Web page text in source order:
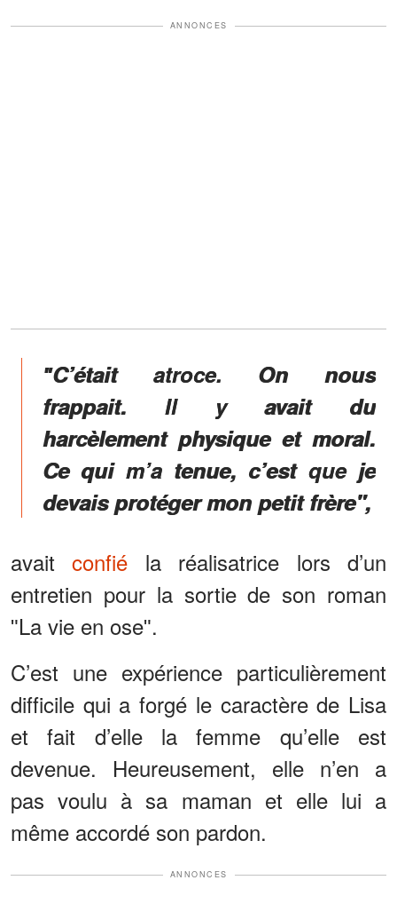
ANNONCES
ʺC’était atroce. On nous
frappait. Il y avait du
harcèlement physique et moral.
Ce qui m’a tenue, c’est que je
devais protéger mon petit frère",
avaitconfié la réalisatrice lors d’un
entretien pour la sortie de son roman
ʺLa vie en oseʺ.
C’est une expérience particulièrement
difficile qui a forgé le caractère de Lisa
et fait d’elle la femme qu’elle est
devenue. Heureusement, elle n’en a
pas voulu à sa maman et elle lui a
même accordé son pardon.
ANNONCES